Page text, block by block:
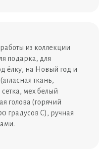
из коллекции
подарка, для
ёлку, на Новый год и
ткань,
мех белый
голова (горячий
градусов С), ручная